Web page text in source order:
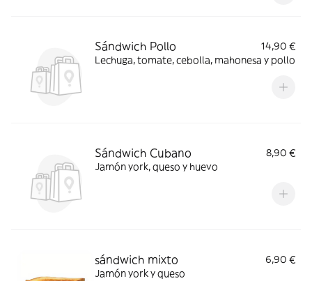
Sándwich Pollo
14,90 €
Lechuga, tomate, cebolla, mahonesa y pollo
Sándwich Cubano
8,90 €
Jamón york, queso y huevo
sándwich mixto
6,90 €
Jamón york y queso